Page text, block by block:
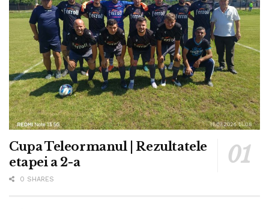
Cupa Teleormanul | Rezultatele
etapei a 2-a
0 SHARES